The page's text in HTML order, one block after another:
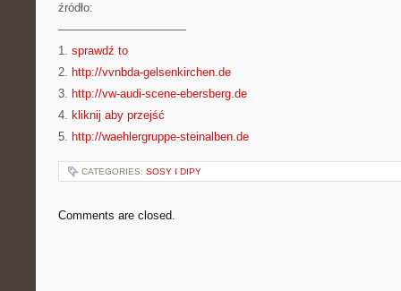
źródło:
———————————
1. sprawdź to
2. http://vvnbda-gelsenkirchen.de
3. http://vw-audi-scene-ebersberg.de
4. kliknij aby przejść
5. http://waehlergruppe-steinalben.de
CATEGORIES: SOSY I DIPY
Comments are closed.